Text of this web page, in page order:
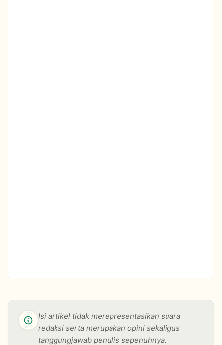
Isi artikel tidak merepresentasikan suara
redaksi serta merupakan opini sekaligus
tanggungjawab penulis sepenuhnya.